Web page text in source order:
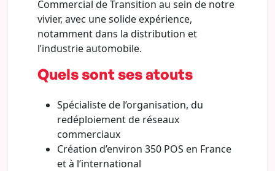
Commercial de Transition au sein de notre
vivier, avec une solide expérience,
notamment dans la distribution et
l’industrie automobile.
Quels sont ses atouts
Spécialiste de l’organisation, du
redéploiement de réseaux
commerciaux
Création d’environ 350 POS en France
et à l’international